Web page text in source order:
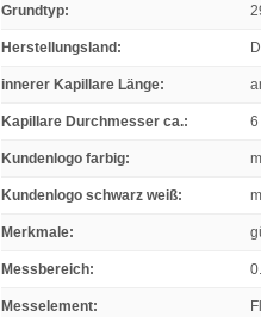
Grundtyp:
Herstellungsland :
innerer Kapillare Länge:
Kapillare Durchmesser ca.: 6
Kundenlogo farbig:
Kundenlogo schwarz weiß:
Merkmale:
Messbereich:
Messelement: